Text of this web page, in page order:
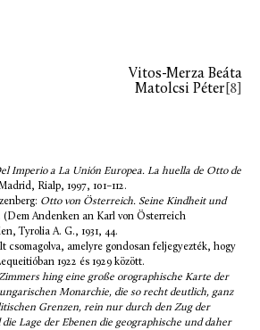
Vitos-Merza Beáta
Matolcsi Péter [8]
Imperio a La Unión Europea. La huella de Otto de
Rialp, 1997, 101–112.
Otto von Österreich. Seine Kindheit und
(Dem Andenken an Karl von Österreich
Tyrolia A. G., 1931, 44.
csomagolva, amelyre gondosan feljegyezték, hogy
1922 és 1929 között.
hing eine große orographische Karte der
Monarchie, die so recht deutlich, ganz
Grenzen, rein nur durch den Zug der
Lage der Ebenen die geographische und daher